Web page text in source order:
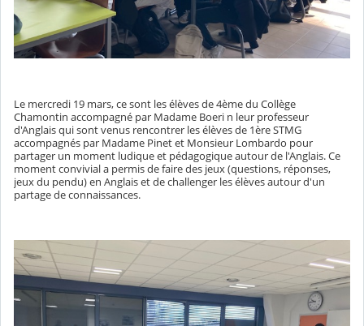
Le mercredi 19 mars, ce sont les élèves de 4ème du Collège
Chamontin accompagné par Madame Boeri n leur professeur
d'Anglais qui sont venus rencontrer les élèves de 1ère STMG
accompagnés par Madame Pinet et Monsieur Lombardo pour
partager un moment ludique et pédagogique autour de l'Anglais. Ce
moment convivial a permis de faire des jeux (questions, réponses,
jeux du pendu) en Anglais et de challenger les élèves autour d'un
partage de connaissances.